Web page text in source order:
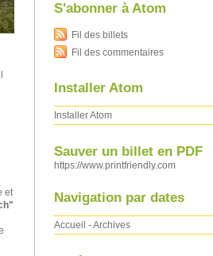
et
S'abonner à Atom
Fil des billets
Fil des commentaires
Installer Atom
Installer Atom
Sauver un billet en PDF
https://www.printfriendly.com
Navigation par dates
Accueil -Archives